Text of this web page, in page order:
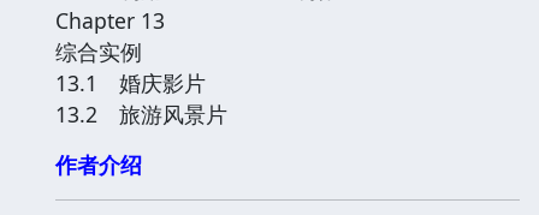
Chapter 13
综合实例
13.1 婚庆影片
13.2 旅游风景片
作者介绍